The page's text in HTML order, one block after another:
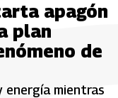
apagón
plan
de
energía mientras